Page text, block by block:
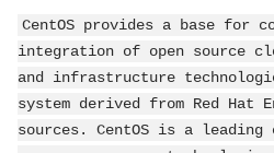
CentOS provides a base for
integration of open source
and infrastructure
system derived from Red Hat
sources. CentOS is a leading